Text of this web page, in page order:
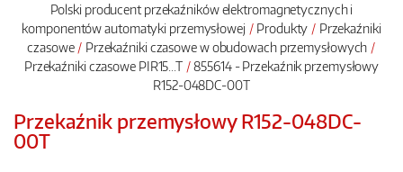
Polski producent przekaźników elektromagnetycznych i
komponentów automatyki przemysłowej
Produkty
Przekaźniki
czasowe
Przekaźniki czasowe w obudowach przemysłowych
Przekaźniki czasowe PIR15...T
855614 - Przekaźnik przemysłowy
R152-048DC-00T
Przekaźnik przemysłowy R152-048DC-
00T